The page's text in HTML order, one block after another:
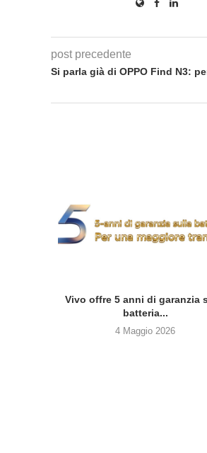
post precedente
Si parla già di OPPO Find N3:
Vivo offre 5 anni di garanzia
batteria...
4 Maggio 2026